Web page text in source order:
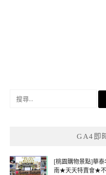
GA4即
[桃園購物景點]華泰
南★天天特賣會★